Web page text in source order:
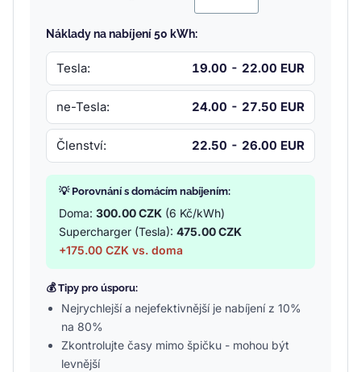
Náklady na nabíjení 50 kWh:
Tesla: 19.00 - 22.00 EUR
ne-Tesla: 24.00 - 27.50 EUR
Členství: 22.50 - 26.00 EUR
💡 Porovnání s domácím nabíjením:
Doma: 300.00 CZK (6 Kč/kWh)
Supercharger (Tesla): 475.00 CZK
+175.00 CZK vs. doma
💰 Tipy pro úsporu:
Nejrychlejší a nejefektivnější je nabíjení z 10%
na 80%
Zkontrolujte časy mimo špičku - mohou být
levnější